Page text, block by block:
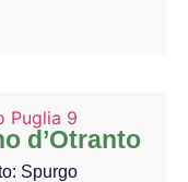
d’Otranto
Spurgo